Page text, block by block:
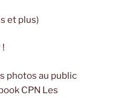
et plus)
photos au public
CPN Les